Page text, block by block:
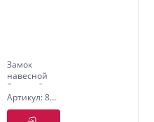
Замок
навесной
Бункер-3,ст,50мм,
удл. дуж.
Политех
Артикул: 8117150